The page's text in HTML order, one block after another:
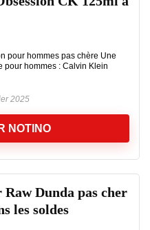
pour hommes pas chère Une
pour hommes : Calvin Klein
2025
NOTINO
Raw Dunda pas cher
les soldes